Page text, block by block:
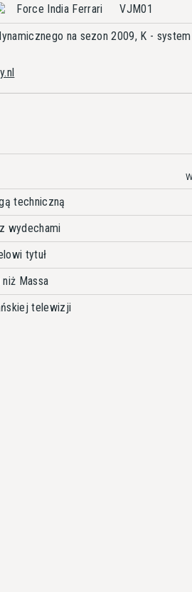
Force India Ferrari VJM01
na sezon 2009, K -
techniczną
wydechami
tytuł
Massa
telewizji